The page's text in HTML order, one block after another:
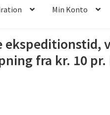
Min Konto
fra kr. 10 pr.